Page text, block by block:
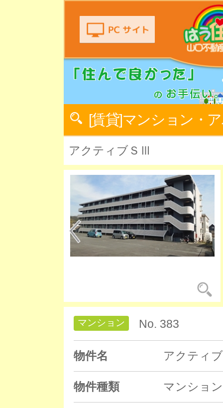
[賃貸]マンション・
アクティブＳⅢ
マンション No. 383
物件名 アクティ
物件種類 マンション